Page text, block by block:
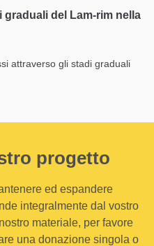
del Lam-rim nella
attraverso gli stadi graduali
progetto
ed espandere
integralmente dal vostro
materiale, per favore
una donazione singola o